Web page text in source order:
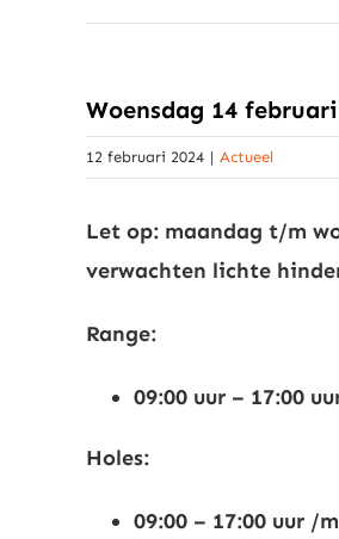
Woensdag 14 februari
12 februari 2024 | Actueel
Let op: maandag t/m
verwachten lichte
Range:
09:00 uur – 17:00
Holes:
09:00 – 17:00 uur /